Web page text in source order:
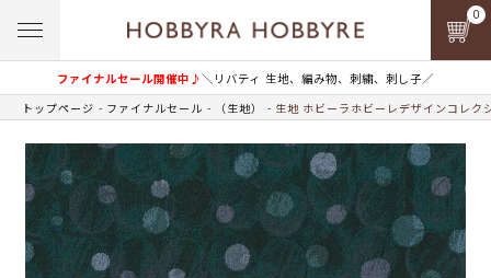
ファイナルセール開催中♪＼リバティ 生地、編み物、刺繍、刺し子／
0
トップページ ファイナルセール （生地） 生地 ホビーラホビーレデザインコレク